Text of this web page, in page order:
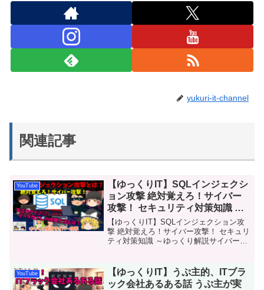
yukuri-it-channel
関連記事
YouTube
【ゆっくりIT】SQLインジェクシ
ョン攻撃 絶対覚えろ！サイバー
攻撃！ セキュリティ対策知識 ～
ゆっくり解説サイバー攻撃～
No.054
【ゆっくりIT】SQLインジェクション攻
撃 絶対覚えろ！サイバー攻撃！ セキュリ
ティ対策知識 ～ゆっくり解説サイバー攻
す。どんな攻撃なのか？その方法は？そ
の対策...
YouTube
【ゆっくりIT】うぷ主的、ITブラ
ック会社あるある話 うぷ主が実